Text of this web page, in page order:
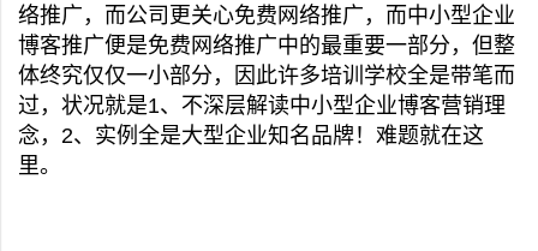
络推广，而公司更关心免费网络推广，而中小型企业
博客推广便是免费网络推广中的最重要一部分，但整
体终究仅仅一小部分，因此许多培训学校全是带笔而
过，状况就是1、不深层解读中小型企业博客营销理
念，2、实例全是大型企业知名品牌！难题就在这
里。